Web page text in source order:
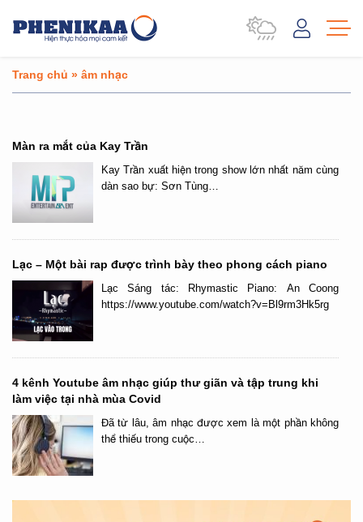
Trang chủ » âm nhạc
Màn ra mắt của Kay Trần
Kay Trần xuất hiện trong show lớn nhất năm cùng
dàn sao bự: Sơn Tùng…
Lạc – Một bài rap được trình bày theo phong cách piano
Lạc Sáng tác: Rhymastic Piano: An Coong
https://www.youtube.com/watch?v=Bl9rm3Hk5rg
4 kênh Youtube âm nhạc giúp thư giãn và tập trung khi
làm việc tại nhà mùa Covid
Đã từ lâu, âm nhạc được xem là một phần không
thể thiếu trong cuộc…